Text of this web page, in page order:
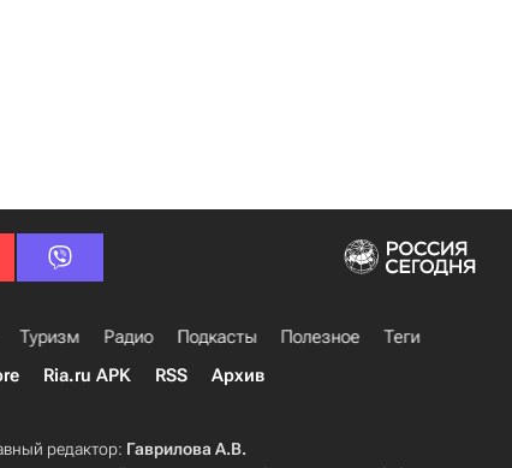
Туризм Радио Подкасты Полезное
Теги
Ria.ru APK RSS Архив
редактор: Гаврилова А.В.